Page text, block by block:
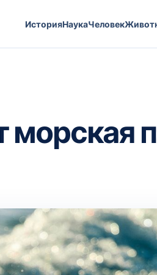
ИсторияНаукаЧеловек
морская